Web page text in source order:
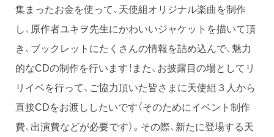
集まったお金を使って、天使組オリジナル楽曲を制作
し、原作者ユキヲ先生にかわいいジャケットを描いて頂
き、ブックレットにたくさんの情報を詰め込んで、魅力
的なCDの制作を行います！また、お披露目の場としてリ
リイベを行って、ご協力頂いた皆さまに天使組３人から
直接CDをお渡ししたいです（そのためにイベント制作
費、出演費などが必要です）。その際、新たに登場する天